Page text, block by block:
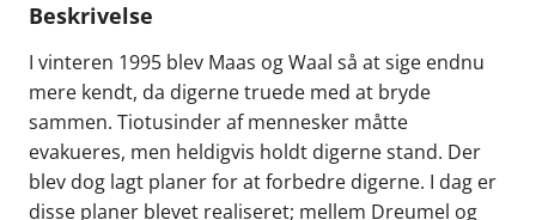
Beskrivelse
I vinteren 1995 blev Maas og Waal så at sige endnu
mere kendt, da digerne truede med at bryde
sammen. Tiotusinder af mennesker måtte
evakueres, men heldigvis holdt digerne stand. Der
blev dog lagt planer for at forbedre digerne. I dag er
disse planer blevet realiseret; mellem Dreumel og